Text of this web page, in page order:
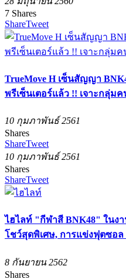
7 Shares
ShareTweet
TrueMove H เซ็นสัญญา
พรีเซ็นเตอร์แล้ว !! เจาะกลุ่ม
10 กุมภาพันธ์ 2561
Shares
ShareTweet
10 กุมภาพันธ์ 2561
Shares
ShareTweet
ไฮไลท์ "กีฬาสี BNK48" ในง
โชว์สุดพิเศษ, การแข่งฟุตซอ
8 กันยายน 2562
Shares